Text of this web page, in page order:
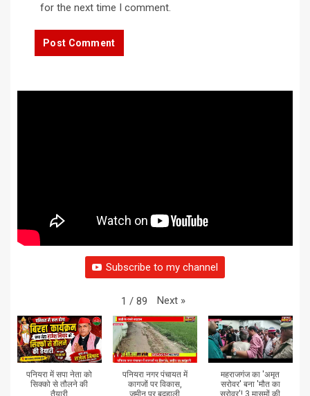
for the next time I comment.
Subscribe to my channel
1 / 89 Next »
पनियरा में सपा नेता को
सिक्को से तौलने की
पनियरा नगर पंचायत में
कागजों पर विकास,
महराजगंज का 'अमृत
सरोवर' बना 'मौत का